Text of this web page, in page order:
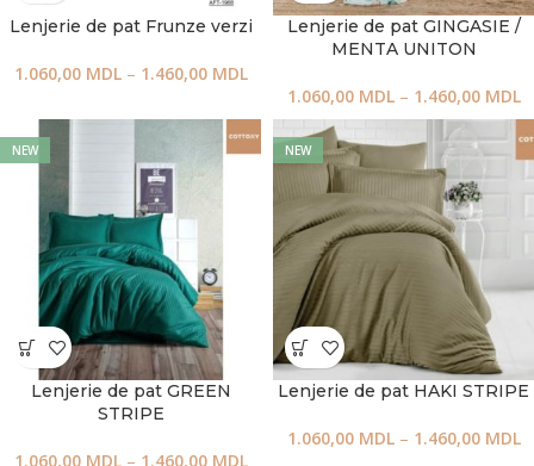
Lenjerie de pat Frunze verzi
1.060,00 MDL – 1.460,00 MDL
Lenjerie de pat GINGASIE /
MENTA UNITON
1.060,00 MDL – 1.460,00 MDL
NEW
Lenjerie de pat GREEN
STRIPE
1.060,00 MDL – 1.460,00 MDL
NEW
Lenjerie de pat HAKI STRIPE
1.060,00 MDL – 1.460,00 MDL